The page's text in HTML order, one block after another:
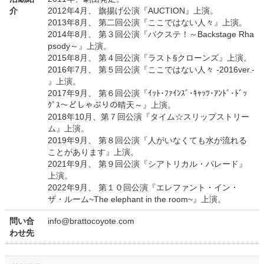
介
2012年4月、 旗揚げ公演『AUCTION』上演。
2013年8月、 第二回公演『ここではない人々』上演。
2014年8月、 第３回公演『バクステ！～Backstage Rha
psody～』上演。
2015年8月、 第４回公演『ラスト§クローンズ』上演。
2016年7月、 第５回公演『ここではない人々 -2016ver.-
』上演。
2017年9月、 第６回公演『ｲｯﾄ･ﾌｧｲﾝｽﾞ･ｷｬｯﾂ･ｱﾝﾄﾞ･ﾄﾞｯ
ｸﾞｽ～どしゃぶりの晴天～』上演。
2018年10月、第７回公演『タイム☆スリップストリー
ム』上演。
2019年9月、 第８回公演『人がいなくても水が流れる
ことがあります』上演。
2021年9月、 第９回公演『シアトリカル・パレード』
上演。
2022年9月、 第１０回公演『エレファント・イン・
ザ・ルーム~The elephant in the room~』上演。
問い合
わせ先
info@brattocoyote.com